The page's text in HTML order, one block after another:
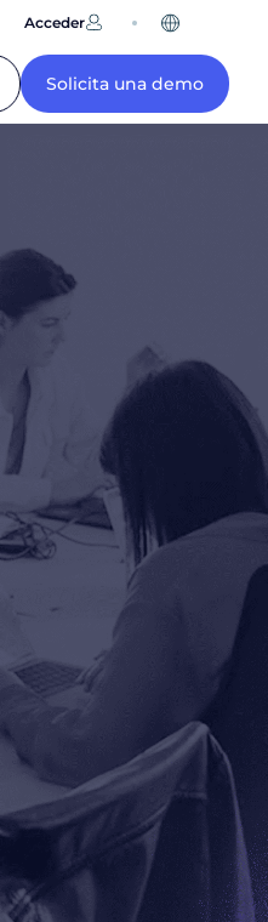
Acceder ES
Solicita una demo